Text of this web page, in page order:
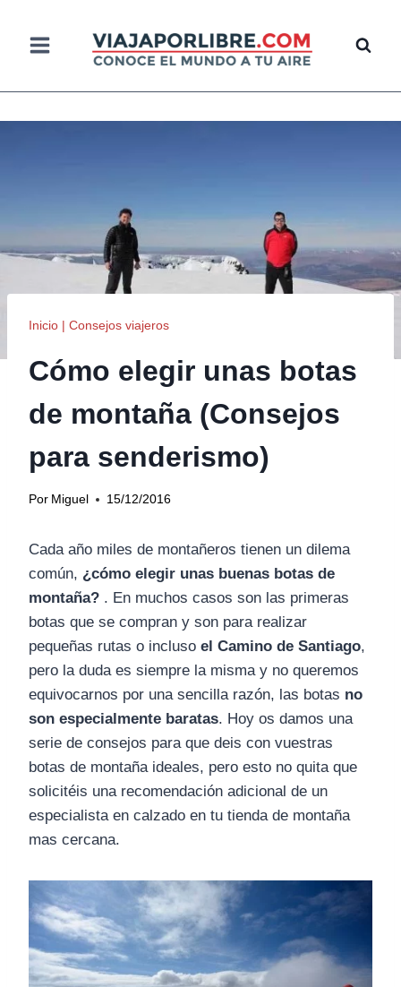
contenido
Inicio | Consejos viajeros
Cómo elegir unas botas
de montaña (Consejos
para senderismo)
Por Miguel 15/12/2016
Cada año miles de montañeros tienen un dilema
común, ¿cómo elegir unas buenas botas de
montaña? . En muchos casos son las primeras
botas que se compran y son para realizar
pequeñas rutas o incluso el Camino de Santiago,
pero la duda es siempre la misma y no queremos
equivocarnos por una sencilla razón, las botas no
son especialmente baratas. Hoy os damos una
serie de consejos para que deis con vuestras
botas de montaña ideales, pero esto no quita que
solicitéis una recomendación adicional de un
especialista en calzado en tu tienda de montaña
mas cercana.